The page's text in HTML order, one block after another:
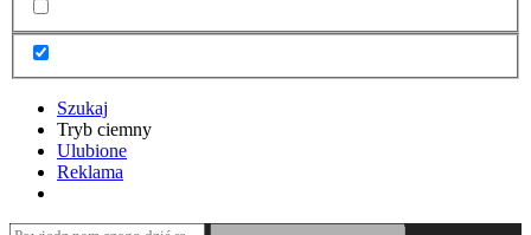
Szukaj
Tryb ciemny
Ulubione
Reklama